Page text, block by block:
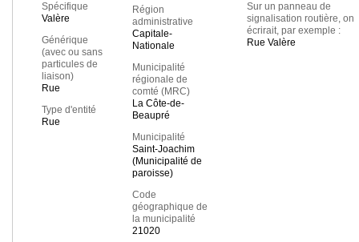
Spécifique
Valère
Générique
(avec ou sans
particules de
liaison)
Rue
Type d'entité
Rue
Région
administrative
Capitale-
Nationale
Municipalité
régionale de
comté (MRC)
La Côte-de-
Beaupré
Municipalité
Saint-Joachim
(Municipalité de
paroisse)
Code
géographique de
la municipalité
21020
Sur un panneau de
signalisation routière, on
écrirait, par exemple :
Rue Valère